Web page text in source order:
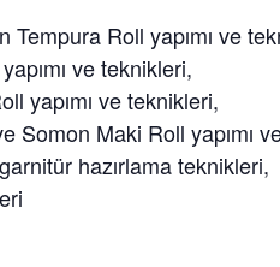
Tempura Roll yapımı ve
ve teknikleri,
yapımı ve teknikleri,
Somon Maki Roll yapımı
hazırlama teknikleri,